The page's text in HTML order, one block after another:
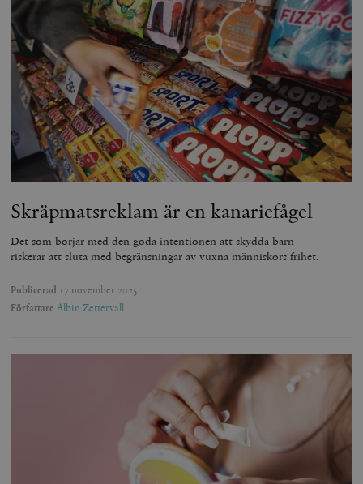
Skräpmats­reklam är en kanariefågel
Det som börjar med den goda intentionen att skydda barn
riskerar att sluta med begränsningar av vuxna människors frihet.
Publicerad 17 november 2025
Författare Albin Zettervall